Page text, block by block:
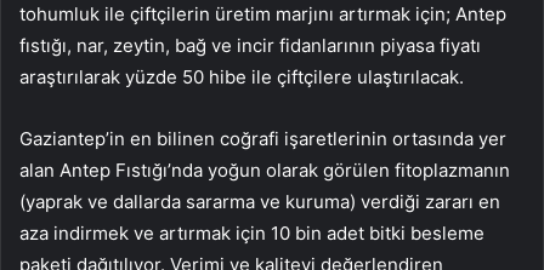
tohumluk ile çiftçilerin üretim marjını artırmak için; Antep
fıstığı, nar, zeytin, bağ ve incir fidanlarının piyasa fiyatı
araştırılarak yüzde 50 hibe ile çiftçilere ulaştırılacak.
Gaziantep’in en bilinen coğrafi işaretlerinin ortasında yer
alan Antep Fıstığı’nda yoğun olarak görülen fitoplazmanın
(yaprak ve dallarda sararma ve kuruma) verdiği zararı en
aza indirmek ve artırmak için 10 bin adet bitki besleme
paketi dağıtılıyor. Verimi ve kaliteyi değerlendiren